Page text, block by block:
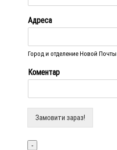
Адреса
Город и отделение Новой Почты
Коментар
Замовити зараз!
-